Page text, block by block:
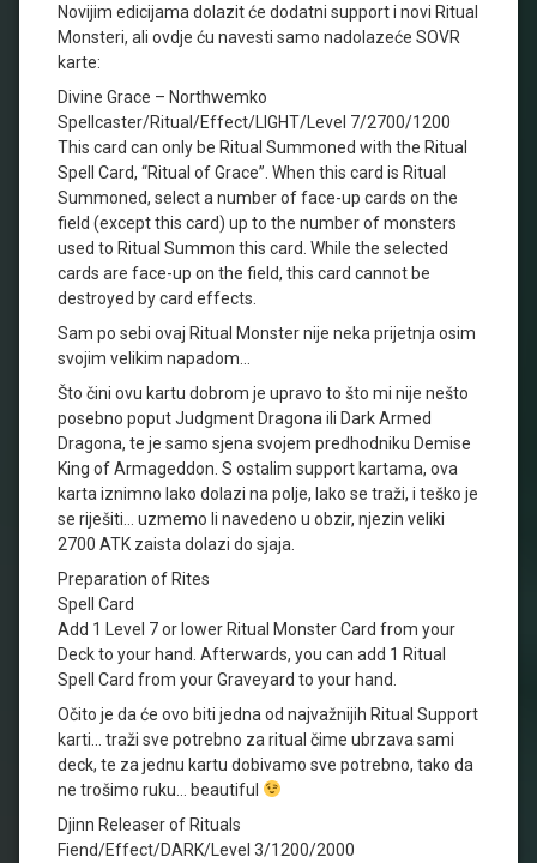
Novijim edicijama dolazit će dodatni support i novi Ritual
Monsteri, ali ovdje ću navesti samo nadolazeće SOVR
karte:
Divine Grace – Northwemko
Spellcaster/Ritual/Effect/LIGHT/Level 7/2700/1200
This card can only be Ritual Summoned with the Ritual
Spell Card, “Ritual of Grace”. When this card is Ritual
Summoned, select a number of face-up cards on the
field (except this card) up to the number of monsters
used to Ritual Summon this card. While the selected
cards are face-up on the field, this card cannot be
destroyed by card effects.
Sam po sebi ovaj Ritual Monster nije neka prijetnja osim
svojim velikim napadom…
Što čini ovu kartu dobrom je upravo to što mi nije nešto
posebno poput Judgment Dragona ili Dark Armed
Dragona, te je samo sjena svojem predhodniku Demise
King of Armageddon. S ostalim support kartama, ova
karta iznimno lako dolazi na polje, lako se traži, i teško je
se riješiti… uzmemo li navedeno u obzir, njezin veliki
2700 ATK zaista dolazi do sjaja.
Preparation of Rites
Spell Card
Add 1 Level 7 or lower Ritual Monster Card from your
Deck to your hand. Afterwards, you can add 1 Ritual
Spell Card from your Graveyard to your hand.
Očito je da će ovo biti jedna od najvažnijih Ritual Support
karti… traži sve potrebno za ritual čime ubrzava sami
deck, te za jednu kartu dobivamo sve potrebno, tako da
ne trošimo ruku… beautiful
Djinn Releaser of Rituals
Fiend/Effect/DARK/Level 3/1200/2000